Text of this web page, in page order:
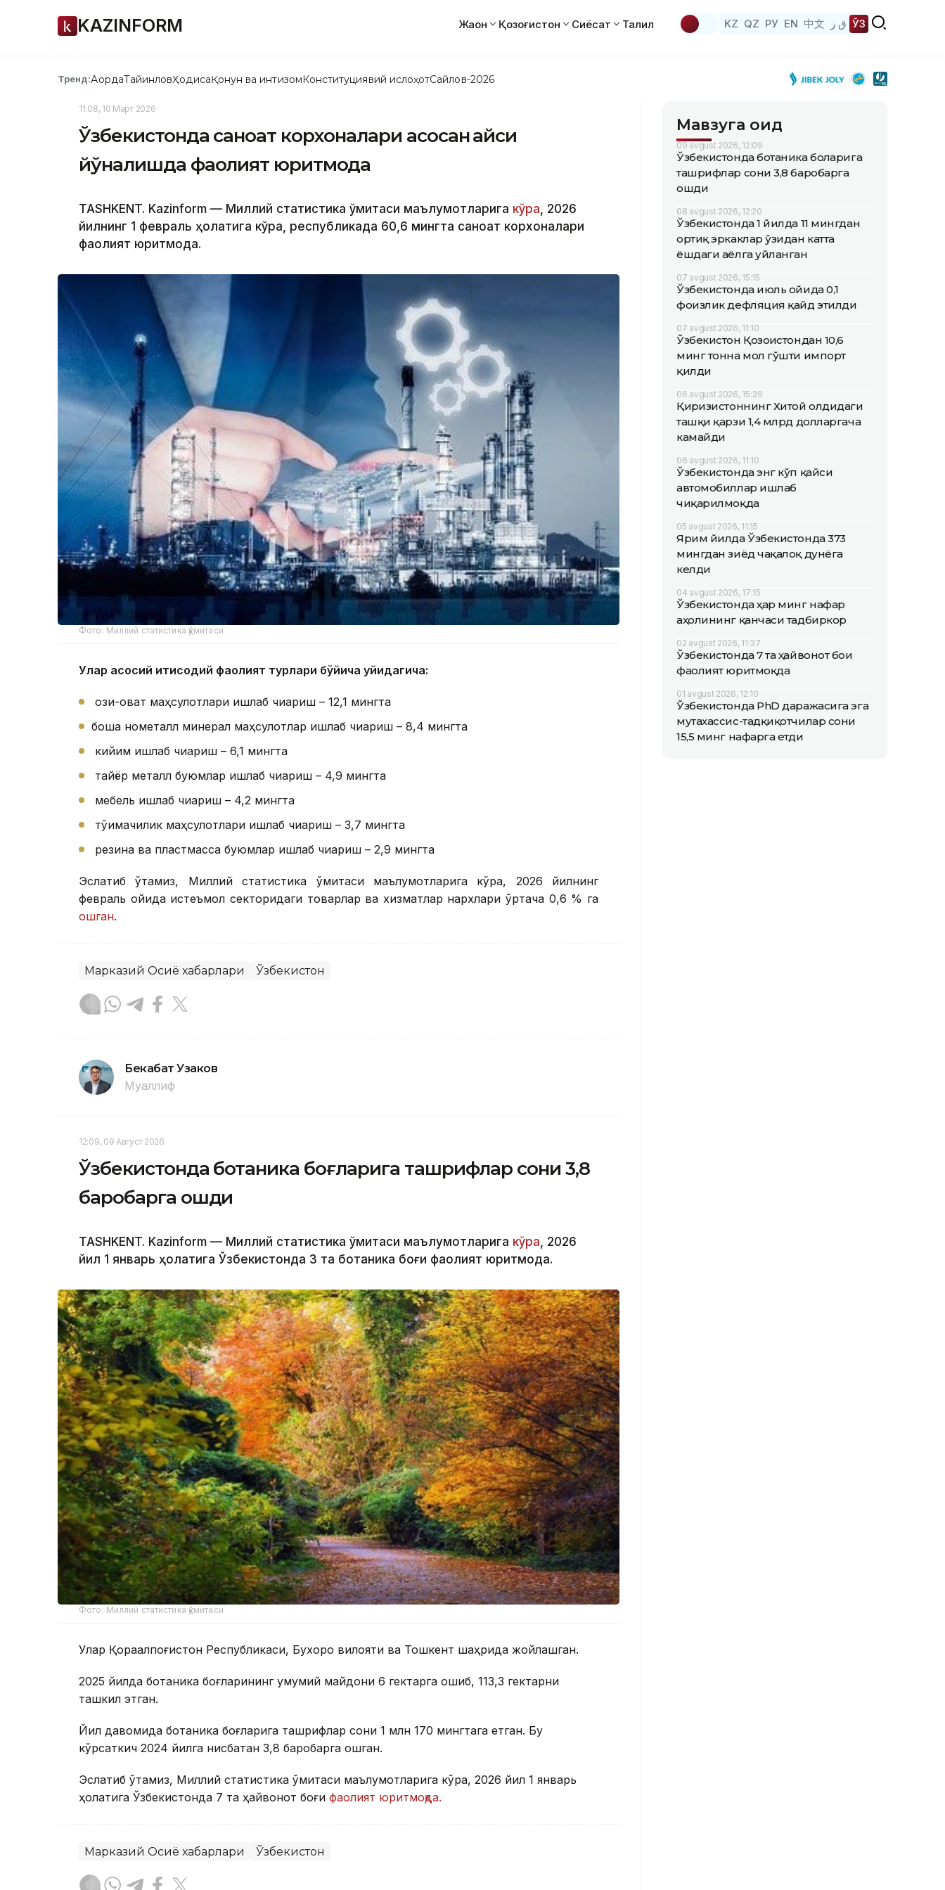
KAZINFORM Жаҳон Қозоғистон Сиёсат Таҳлил KZ QZ РУ EN 中文 ق ز ЎЗ
Тренд:АқордаТайинловҲодисаҚонун ва интизомКонституциявий ислоҳотСайлов-2026
11:08, 10 Март 2026
Ўзбекистонда саноат корхоналари асосан қайси
йўналишда фаолият юритмоқда
TASHKENT. Kazinform — Миллий статистика қўмитаси маълумотларига кўра, 2026
йилнинг 1 февраль ҳолатига кўра, республикада 60,6 мингта саноат корхоналари
фаолият юритмоқда.
Фото: Миллий статистика қўмитаси
Улар асосий иқтисодий фаолият турлари бўйича қуйидагича:
озиқ-овқат маҳсулотлари ишлаб чиқариш – 12,1 мингта
бошқа нометалл минерал маҳсулотлар ишлаб чиқариш – 8,4 мингта
кийим ишлаб чиқариш – 6,1 мингта
тайёр металл буюмлар ишлаб чиқариш – 4,9 мингта
мебель ишлаб чиқариш – 4,2 мингта
тўқимачилик маҳсулотлари ишлаб чиқариш – 3,7 мингта
резина ва пластмасса буюмлар ишлаб чиқариш – 2,9 мингта
Эслатиб ўтамиз, Миллий статистика қўмитаси маълумотларига кўра, 2026 йилнинг
февраль ойида истеъмол секторидаги товарлар ва хизматлар нархлари ўртача 0,6 % га
ошган.
Марказий Осиё хабарлари Ўзбекистон
Бекабат Узаков
Муаллиф
12:09, 09 Август 2026
Ўзбекистонда ботаника боғларига ташрифлар сони 3,8
баробарга ошди
TASHKENT. Kazinform — Миллий статистика қўмитаси маълумотларига кўра, 2026
йил 1 январь ҳолатига Ўзбекистонда 3 та ботаника боғи фаолият юритмоқда.
Фото: Миллий статистика қўмитаси
Улар Қорақалпоғистон Республикаси, Бухоро вилояти ва Тошкент шаҳрида жойлашган.
2025 йилда ботаника боғларининг умумий майдони 6 гектарга ошиб, 113,3 гектарни
ташкил этган.
Йил давомида ботаника боғларига ташрифлар сони 1 млн 170 мингтага етган. Бу
кўрсаткич 2024 йилга нисбатан 3,8 баробарга ошган.
Эслатиб ўтамиз, Миллий статистика қўмитаси маълумотларига кўра, 2026 йил 1 январь
ҳолатига Ўзбекистонда 7 та ҳайвонот боғи фаолият юритмоқда.
Марказий Осиё хабарлари Ўзбекистон
Мавзуга оид
09 avgust 2026, 12:09
Ўзбекистонда ботаника боғларига
ташрифлар сони 3,8 баробарга
ошди
08 avgust 2026, 12:20
Ўзбекистонда 1 йилда 11 мингдан
ортиқ эркаклар ўзидан катта
ёшдаги аёлга уйланган
07 avgust 2026, 15:15
Ўзбекистонда июль ойида 0,1
фоизлик дефляция қайд этилди
07 avgust 2026, 11:10
Ўзбекистон Қозоғистондан 10,6
минг тонна мол гўшти импорт
қилди
06 avgust 2026, 15:39
Қирғизистоннинг Хитой олдидаги
ташқи қарзи 1,4 млрд долларгача
камайди
06 avgust 2026, 11:10
Ўзбекистонда энг кўп қайси
автомобиллар ишлаб
чиқарилмоқда
05 avgust 2026, 11:15
Ярим йилда Ўзбекистонда 373
мингдан зиёд чақалоқ дунёга
келди
04 avgust 2026, 17:15
Ўзбекистонда ҳар минг нафар
аҳолининг қанчаси тадбиркор
02 avgust 2026, 11:37
Ўзбекистонда 7 та ҳайвонот боғи
фаолият юритмоқда
01 avgust 2026, 12:10
Ўзбекистонда PhD даражасига эга
мутахассис-тадқиқотчилар сони
15,5 минг нафарга етди